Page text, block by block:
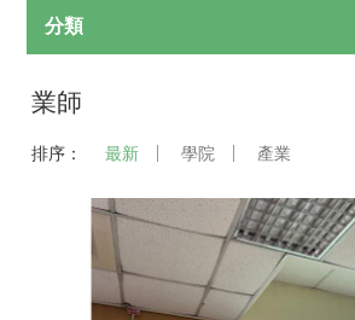
分類
業師
排序： 最新 學院 產業